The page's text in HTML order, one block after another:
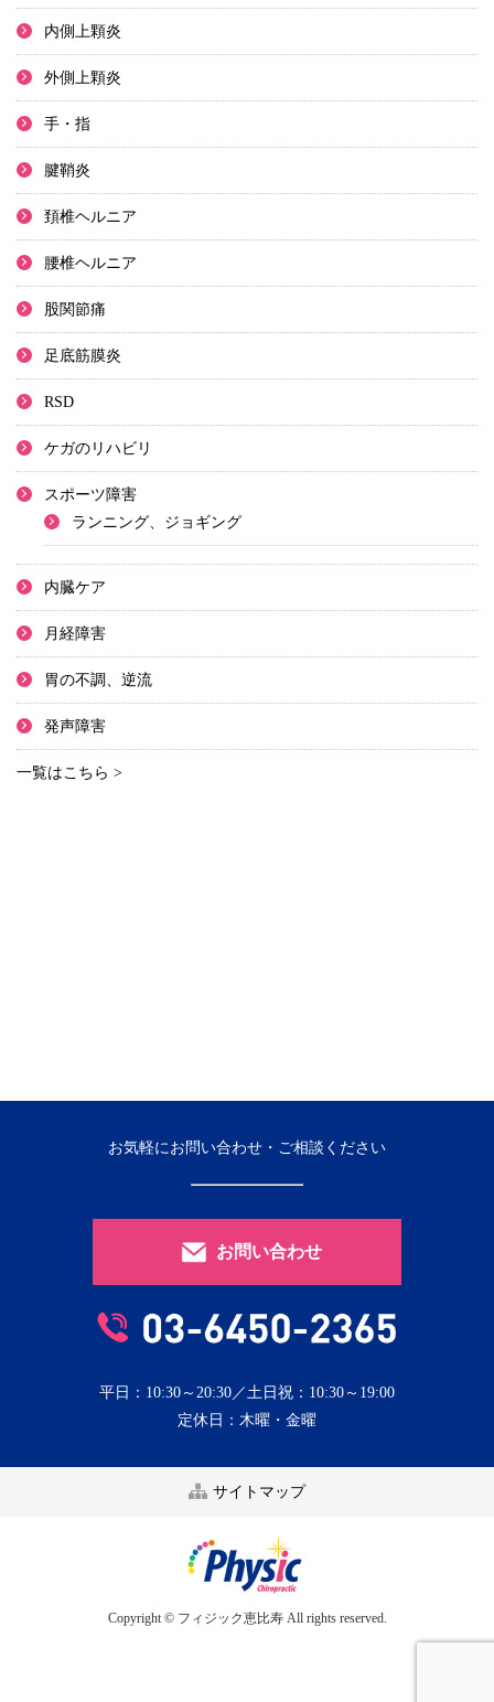
内側上顆炎
外側上顆炎
手・指
腱鞘炎
頚椎ヘルニア
腰椎ヘルニア
股関節痛
足底筋膜炎
RSD
ケガのリハビリ
スポーツ障害
ランニング、ジョギング
内臓ケア
月経障害
胃の不調、逆流
発声障害
一覧はこちら >
お気軽にお問い合わせ・ご相談ください
お問い合わせ
平日：10:30～20:30／土日祝：10:30～19:00
定休日：木曜・金曜
サイトマップ
Copyright © フィジック恵比寿 All rights reserved.